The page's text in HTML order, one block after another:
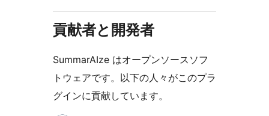
貢献者と開発者
SummarAIze はオープンソースソフ
トウェアです。以下の人々がこのプラ
グインに貢献しています。